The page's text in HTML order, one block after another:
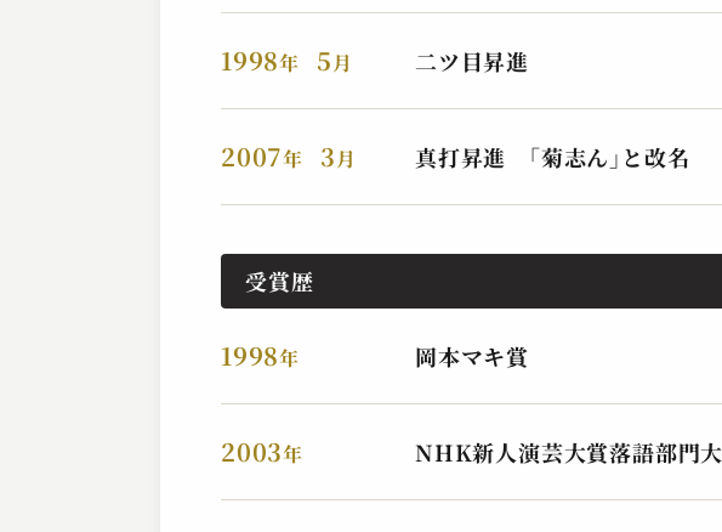
古今亭 菊志ん
雑俳
古今亭
芝居の
1998年 5月 二ツ目昇進
2007年 3月 真打昇進 ｢菊志ん｣と改名
受賞歴
1998年 岡本マキ賞
2003年 NHK新人演芸大賞落語部門